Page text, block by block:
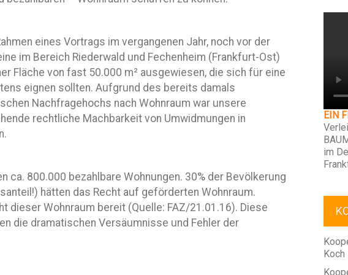
eines Vortrags im vergangenen Jahr, noch vor der
im Bereich Riederwald und Fechenheim (Frankfurt-Ost)
Fläche von fast 50.000 m² ausgewiesen, die sich für eine
eignen sollten. Aufgrund des bereits damals
Nachfragehochs nach Wohnraum war unsere
rechtliche Machbarkeit von Umwidmungen in
ca. 800.000 bezahlbare Wohnungen. 30% der Bevölkerung
hätten das Recht auf geförderten Wohnraum.
dieser Wohnraum bereit (Quelle: FAZ/21.01.16). Diese
die dramatischen Versäumnisse und Fehler der
EIN
im
Koch